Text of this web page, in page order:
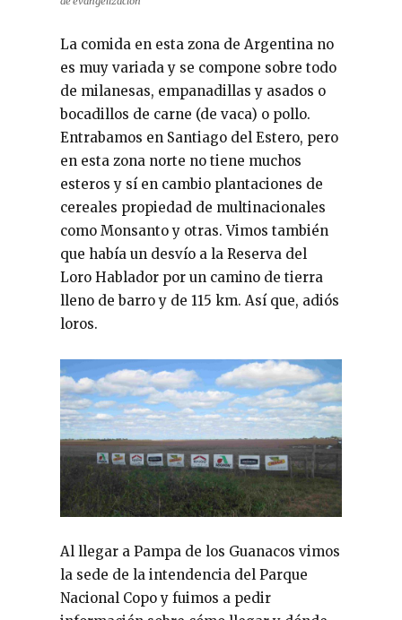
La comida en esta zona de Argentina no
es muy variada y se compone sobre todo
de milanesas, empanadillas y asados o
bocadillos de carne (de vaca) o pollo.
Entrabamos en Santiago del Estero, pero
en esta zona norte no tiene muchos
esteros y sí en cambio plantaciones de
cereales propiedad de multinacionales
como Monsanto y otras. Vimos también
que había un desvío a la Reserva del
Loro Hablador por un camino de tierra
lleno de barro y de 115 km. Así que, adiós
loros.
Al llegar a Pampa de los Guanacos vimos
la sede de la intendencia del Parque
Nacional Copo y fuimos a pedir